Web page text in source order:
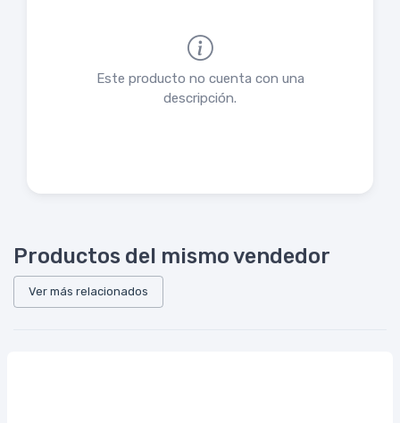
Este producto no cuenta con una
descripción.
Productos del mismo vendedor
Ver más relacionados